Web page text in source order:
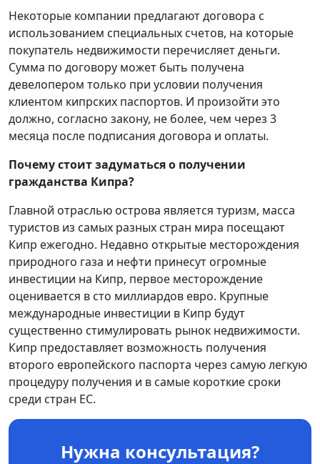
Некоторые компании предлагают договора с
использованием специальных счетов, на которые
покупатель недвижимости перечисляет деньги.
Сумма по договору может быть получена
девелопером только при условии получения
клиентом кипрских паспортов. И произойти это
должно, согласно закону, не более, чем через 3
месяца после подписания договора и оплаты.
Почему стоит задуматься о получении
гражданства Кипра?
Главной отраслью острова является туризм, масса
туристов из самых разных стран мира посещают
Кипр ежегодно. Недавно открытые месторождения
природного газа и нефти принесут огромные
инвестиции на Кипр, первое месторождение
оценивается в сто миллиардов евро. Крупные
международные инвестиции в Кипр будут
существенно стимулировать рынок недвижимости.
Кипр предоставляет возможность получения
второго европейского паспорта через самую легкую
процедуру получения и в самые короткие сроки
среди стран ЕС.
Нужна консультация?